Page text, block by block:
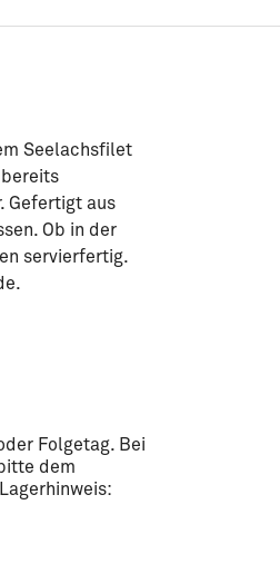
Seelachsfilet
Gefertigt aus
Ob in der
servierfertig.
Folgetag. Bei
dem